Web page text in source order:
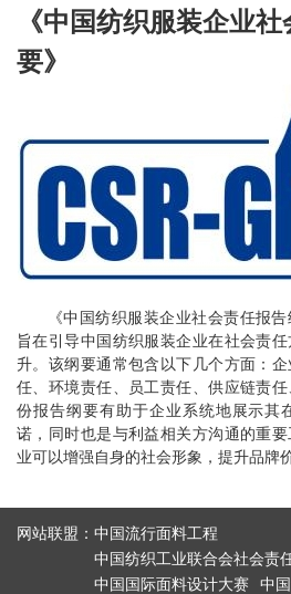
《中国纺织服装企业
要》
《中国纺织服装企业社会责任报
旨在引导中国纺织服装企业在社会责
升。该纲要通常包含以下几个方面：
任、环境责任、员工责任、供应链责
份报告纲要有助于企业系统地展示其
诺，同时也是与利益相关方沟通的重
业可以增强自身的社会形象，提升品牌
网站联盟： 中国流行面料工程
中国纺织工业联合会社会责
中国国际面料设计大赛
中